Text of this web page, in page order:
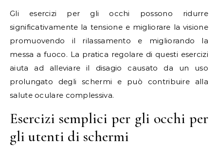
Gli esercizi per gli occhi possono ridurre
significativamente la tensione e migliorare la visione
promuovendo il rilassamento e migliorando la
messa a fuoco. La pratica regolare di questi esercizi
aiuta ad alleviare il disagio causato da un uso
prolungato degli schermi e può contribuire alla
salute oculare complessiva.
Esercizi semplici per gli occhi per
gli utenti di schermi